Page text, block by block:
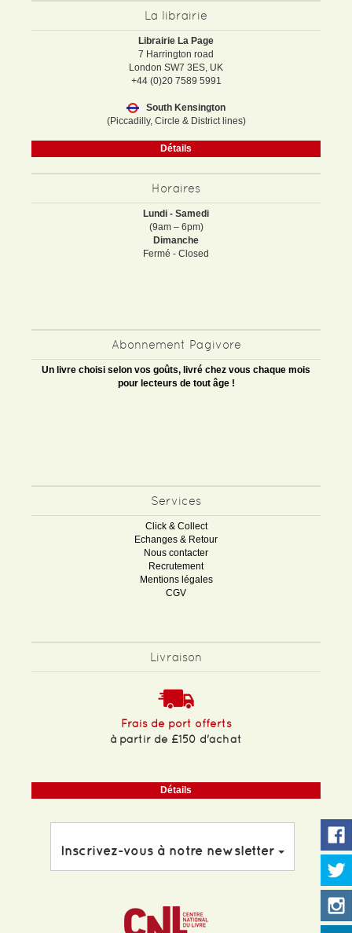
La librairie
Librairie La Page
7 Harrington road
London SW7 3ES, UK
+44 (0)20 7589 5991
South Kensington
(Piccadilly, Circle & District lines)
Détails
Horaires
Lundi - Samedi
(9am – 6pm)
Dimanche
Fermé - Closed
Abonnement Pagivore
Un livre choisi selon vos goûts, livré chez vous chaque mois
pour lecteurs de tout âge !
Services
Click & Collect
Echanges & Retour
Nous contacter
Recrutement
Mentions légales
CGV
Livraison
Frais de port offerts
à partir de £150 d'achat
Détails
Inscrivez-vous à notre newsletter